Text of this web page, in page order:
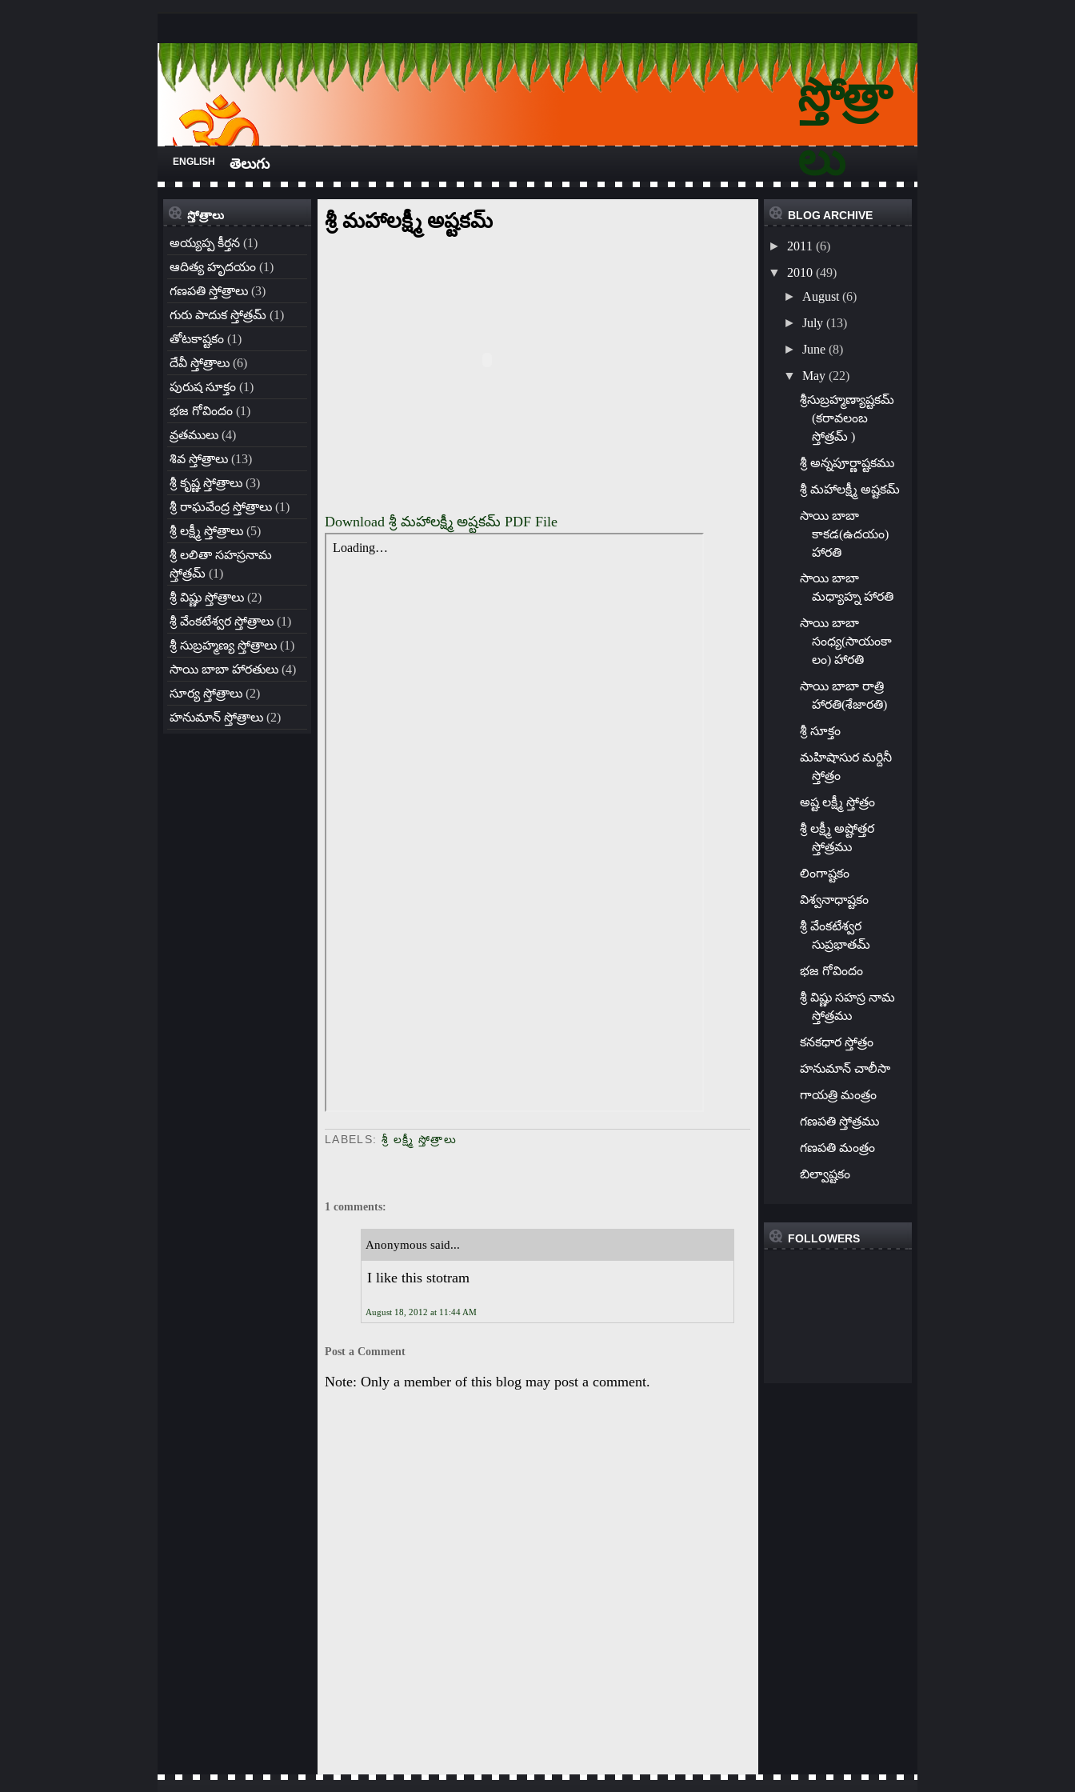
స్తోత్రా
లు
ENGLISH తెలుగు
స్తోత్రాలు
అయ్యప్ప కీర్తన (1)
ఆదిత్య హృదయం (1)
గణపతి స్తోత్రాలు (3)
గురు పాదుక స్తోత్రమ్ (1)
తోటకాష్టకం (1)
దేవీ స్తోత్రాలు (6)
పురుష సూక్తం (1)
భజ గోవిందం (1)
వ్రతములు (4)
శివ స్తోత్రాలు (13)
శ్రీ కృష్ణ స్తోత్రాలు (3)
శ్రీ రాఘవేంద్ర స్తోత్రాలు (1)
శ్రీ లక్ష్మీ స్తోత్రాలు (5)
శ్రీ లలితా సహస్రనామ
స్తోత్రమ్ (1)
శ్రీ విష్ణు స్తోత్రాలు (2)
శ్రీ వేంకటేశ్వర స్తోత్రాలు (1)
శ్రీ సుబ్రహ్మణ్య స్తోత్రాలు (1)
సాయి బాబా హారతులు (4)
సూర్య స్తోత్రాలు (2)
హనుమాన్ స్తోత్రాలు (2)
శ్రీ మహాలక్ష్మీ అష్టకమ్
Download శ్రీ మహాలక్ష్మీ అష్టకమ్ PDF File
LABELS: శ్రీ లక్ష్మీ స్తోత్రాలు
1 comments:
Anonymous said...
I like this stotram
August 18, 2012 at 11:44 AM
Post a Comment
Note: Only a member of this blog may post a comment.
BLOG ARCHIVE
► 2011 (6)
▼
2010 (49)
► August (6)
► July (13)
► June (8)
▼
May (22)
శ్రీసుబ్రహ్మణ్యాష్టకమ్
(కరావలంబ
స్తోత్రమ్ )
శ్రీ అన్నపూర్ణాష్టకము
శ్రీ మహాలక్ష్మీ అష్టకమ్
సాయి బాబా
కాకడ(ఉదయం)
హారతి
సాయి బాబా
మధ్యాహ్న హారతి
సాయి బాబా
సంధ్య(సాయంకా
లం) హారతి
సాయి బాబా రాత్రి
హారతి(శేజారతి)
శ్రీ సూక్తం
మహిషాసుర మర్దినీ
స్తోత్రం
అష్ట లక్ష్మీ స్తోత్రం
శ్రీ లక్ష్మీ అష్టోత్తర
స్తోత్రము
లింగాష్టకం
విశ్వనాధాష్టకం
శ్రీ వేంకటేశ్వర
సుప్రభాతమ్
భజ గోవిందం
శ్రీ విష్ణు సహస్ర నామ
స్తోత్రము
కనకధార స్తోత్రం
హనుమాన్ చాలీసా
గాయత్రి మంత్రం
గణపతి స్తోత్రము
గణపతి మంత్రం
బిల్వాష్టకం
FOLLOWERS